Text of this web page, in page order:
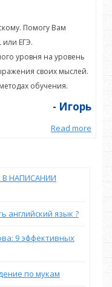
Помогу Вам
или ЕГЭ.
уровня на уровень
своих мыслей.
обучения.
- Игорь
Read more
НАПИСАНИИ
английский язык ?
9 эффективных
по мукам